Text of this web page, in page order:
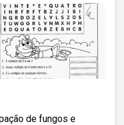
de fungos e